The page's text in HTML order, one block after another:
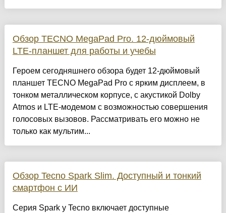
Обзор TECNO MegaPad Pro. 12-дюймовый
LTE-планшет для работы и учебы
Героем сегодняшнего обзора будет 12-дюймовый
планшет TECNO MegaPad Pro с ярким дисплеем, в
тонком металлическом корпусе, с акустикой Dolby
Atmos и LTE-модемом с возможностью совершения
голосовых вызовов. Рассматривать его можно не
только как мультим...
Обзор Tecno Spark Slim. Доступный и тонкий
смартфон с ИИ
Серия Spark у Tecno включает доступные